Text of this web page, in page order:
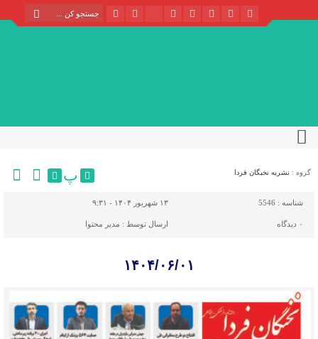
گروه : نشریه نخبگان فردا پ
شناسه : 5546 ۱۳ شهریور ۱۴۰۴ - ۹:۳۱
۰ دیدگاه ارسال توسط : مدیر محتوا
۱۴۰۴/۰۶/۰۱